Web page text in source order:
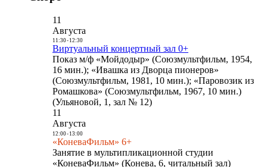
11
Августа
11:30- 12:30
Виртуальный концертный зал 0+
Показ м/ф «Мойдодыр» (Союзмультфильм, 1954,
16 мин.); «Ивашка из Дворца пионеров»
(Союзмультфильм, 1981, 10 мин.); «Паровозик из
Ромашкова» (Союзмультфильм, 1967, 10 мин.)
(Ульяновой, 1, зал № 12)
11
Августа
12:00- 13:00
«КоневаФильм» 6+
Занятие в мультипликационной студии
«КоневаФильм» (Конева, 6, читальный зал)